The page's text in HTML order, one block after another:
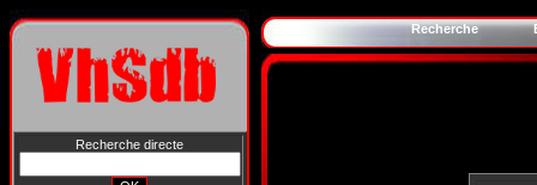
Recherche directe
Recherche